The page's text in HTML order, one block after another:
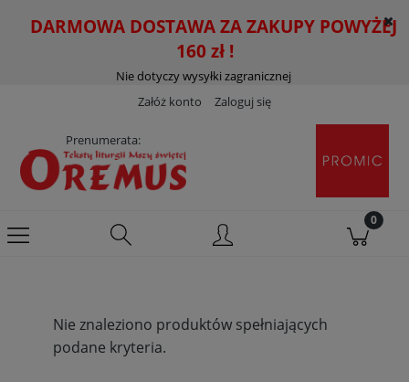
DARMOWA DOSTAWA ZA ZAKUPY POWYŻEJ
160 zł !
Nie dotyczy wysyłki zagranicznej
Załóż konto
Zaloguj się
Prenumerata:
Nie znaleziono produktów spełniających
podane kryteria.